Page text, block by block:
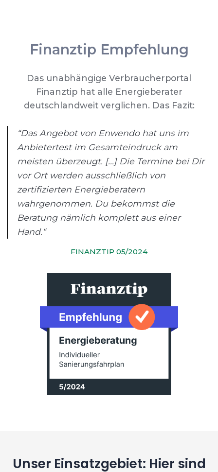
Finanztip Empfehlung
Das unabhängige Verbraucherportal
Finanztip hat alle Energieberater
deutschlandweit verglichen. Das Fazit:
“Das Angebot von Enwendo hat uns im
Anbietertest im Gesamteindruck am
meisten überzeugt. [...] Die Termine bei Dir
vor Ort werden ausschließlich von
zertifizierten Energieberatern
wahrgenommen. Du bekommst die
Beratung nämlich komplett aus einer
Hand.“
FINANZTIP 05/2024
Unser Einsatzgebiet: Hier sind